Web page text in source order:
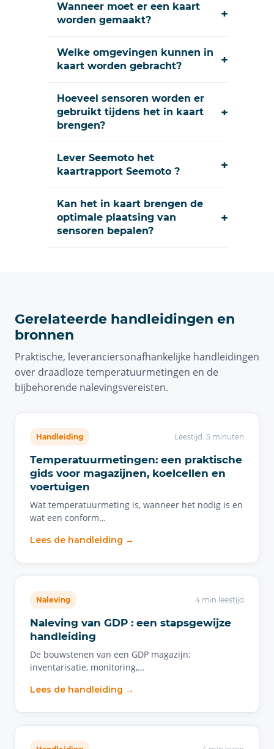
Wanneer moet er een kaart
worden gemaakt?
+
Welke omgevingen kunnen in
kaart worden gebracht?
+
Hoeveel sensoren worden er
gebruikt tijdens het in kaart
brengen?
+
Lever Seemoto het
kaartrapport Seemoto ?
+
Kan het in kaart brengen de
optimale plaatsing van
sensoren bepalen?
+
Gerelateerde handleidingen en
bronnen
Praktische, leveranciersonafhankelijke handleidingen
over draadloze temperatuurmetingen en de
bijbehorende nalevingsvereisten.
Handleiding Leestijd: 5 minuten
Temperatuurmetingen: een praktische
gids voor magazijnen, koelcellen en
voertuigen
Wat temperatuurmeting is, wanneer het nodig is en
wat een conform…
Lees de handleiding →
Naleving 4 min leestijd
Naleving van GDP : een stapsgewijze
handleiding
De bouwstenen van een GDP magazijn:
inventarisatie, monitoring,…
Lees de handleiding →